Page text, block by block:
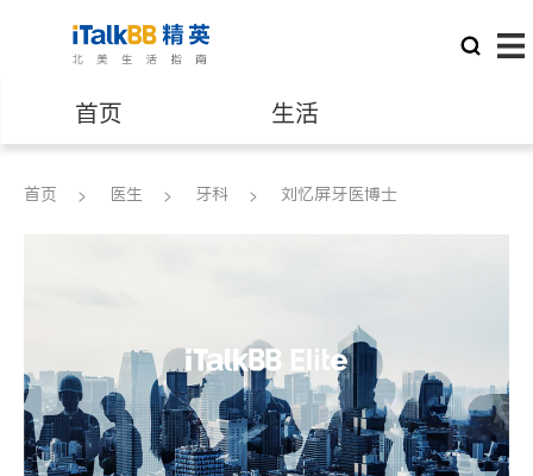
首页 生活
医生 律师
养老 非盈利组织
首页 医生 牙科 刘忆屏牙医博士